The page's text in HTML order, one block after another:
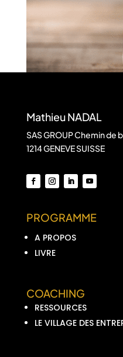
Mathieu NADAL
SAS GROUP Chemin de
1214 GENEVE SUISSE
PROGRAMME
A PROPOS
LIVRE
COACHING
RESSOURCES
LE VILLAGE DES